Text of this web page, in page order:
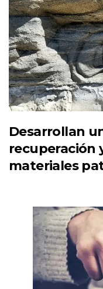
Desarrollan
recuperación
materiales